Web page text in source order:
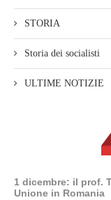
STORIA
Storia dei socialisti
ULTIME NOTIZIE
1 dicembre: il prof.
Unione in Romania